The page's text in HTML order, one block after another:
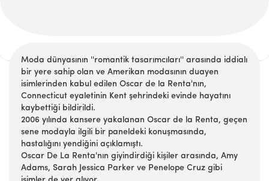
Moda dünyasının ''romantik tasarımcıları'' arasında iddialı
bir yere sahip olan ve Amerikan modasının duayen
isimlerinden kabul edilen Oscar de la Renta'nın,
Connecticut eyaletinin Kent şehrindeki evinde hayatını
kaybettiği bildirildi.
2006 yılında kansere yakalanan Oscar de la Renta, geçen
sene modayla ilgili bir paneldeki konuşmasında,
hastalığını yendiğini açıklamıştı.
Oscar De La Renta'nın giyindirdiği kişiler arasında, Amy
Adams, Sarah Jessica Parker ve Penelope Cruz gibi